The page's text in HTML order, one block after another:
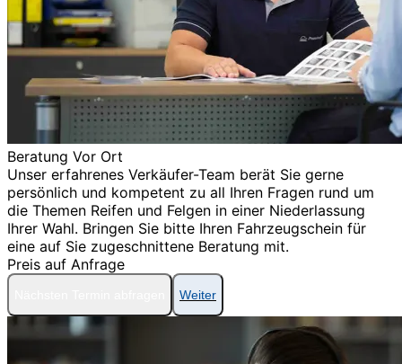
Beratung Vor Ort
Unser erfahrenes Verkäufer-Team berät Sie gerne
persönlich und kompetent zu all Ihren Fragen rund um
die Themen Reifen und Felgen in einer Niederlassung
Ihrer Wahl. Bringen Sie bitte Ihren Fahrzeugschein für
eine auf Sie zugeschnittene Beratung mit.
Preis auf Anfrage
Weiter